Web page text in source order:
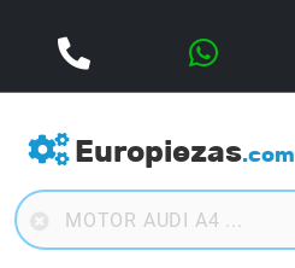
Europiezas.com